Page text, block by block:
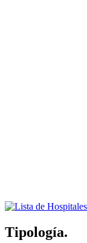
Tipología.